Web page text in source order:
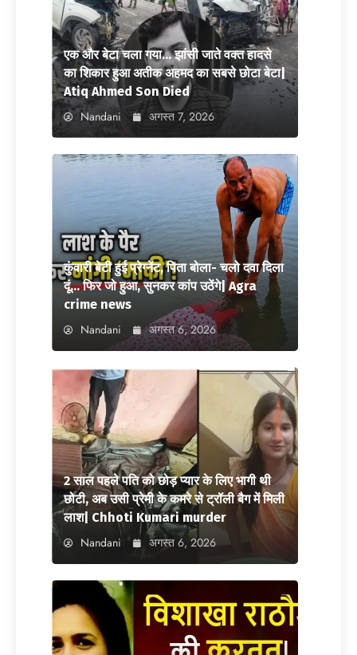
एक और बेटा चला गया… झांसी जाते वक्त हादसे
का शिकार हुआ अतीक अहमद का सबसे छोटा बेटा|
Atiq Ahmed Son Died
Nandani अगस्त 7, 2026
कुंवारी बेटी हुई प्रेग्नेंट, पिता बोला- चलो दवा दिला
दूं… फिर जो हुआ, सुनकर कांप उठेंगे| Agra
crime news
Nandani अगस्त 6, 2026
2 साल पहले पति को छोड़ प्यार के लिए भागी थी
छोटी, अब उसी प्रेमी के कमरे से ट्रॉली बैग में मिली
लाश| Chhoti Kumari murder
Nandani अगस्त 6, 2026